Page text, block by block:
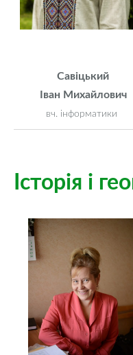
Савіцький
Іван Михайлович
вч. інформатики
Історія і